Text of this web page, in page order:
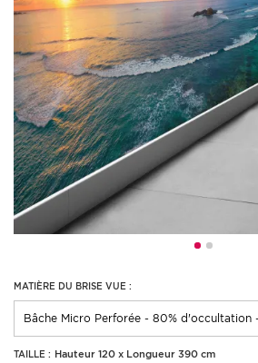
MATIÈRE DU BRISE VUE :
TAILLE : Hauteur 120 x Longueur 390 cm